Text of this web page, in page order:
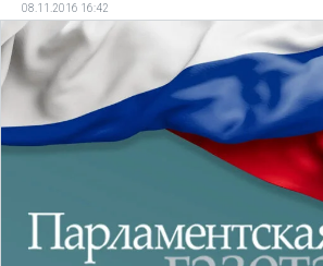
08.11.2016 16:42